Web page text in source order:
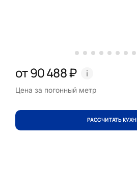
от 90 488 ₽
Цена за погонный метр
РАССЧИТАТЬ